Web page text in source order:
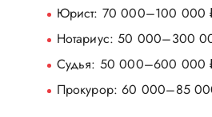
Юрист: 70 000–100 000
Нотариус: 50 000–300
Судья: 50 000–600 000
Прокурор: 60 000–85